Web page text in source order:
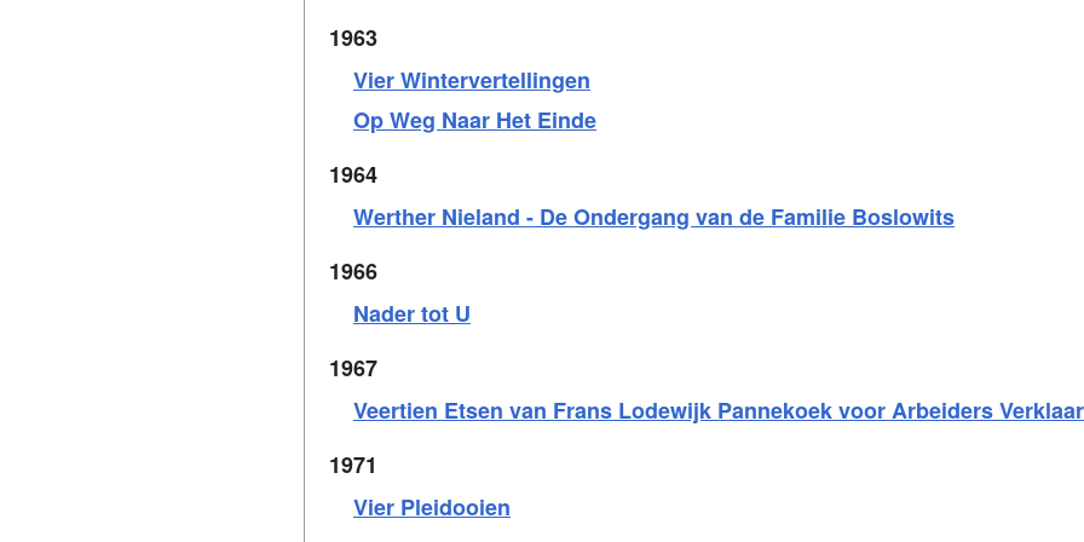
1963
Vier Wintervertellingen
Op Weg Naar Het Einde
1964
Werther Nieland - De Ondergang van de Familie Boslowits
1966
Nader tot U
1967
Veertien Etsen van Frans Lodewijk Pannekoek voor Arbeiders
1971
Vier Pleidooien